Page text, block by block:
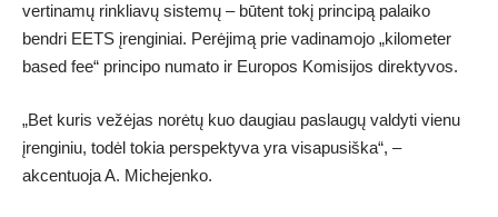
vertinamų rinkliavų sistemų – būtent tokį principą palaiko
bendri EETS įrenginiai. Perėjimą prie vadinamojo „kilometer
based fee“ principo numato ir Europos Komisijos direktyvos.
„Bet kuris vežėjas norėtų kuo daugiau paslaugų valdyti vienu
įrenginiu, todėl tokia perspektyva yra visapusiška“, –
akcentuoja A. Michejenko.